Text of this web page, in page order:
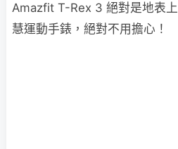
Amazfit T-Rex 3 絕對是地表
慧運動手錶，絕對不用擔心！